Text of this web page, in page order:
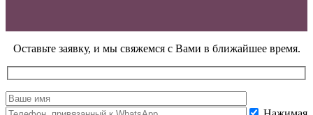
Оставьте заявку, и мы свяжемся с Вами в ближайшее время.